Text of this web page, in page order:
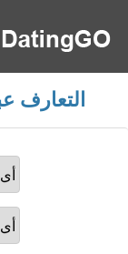
التعارف